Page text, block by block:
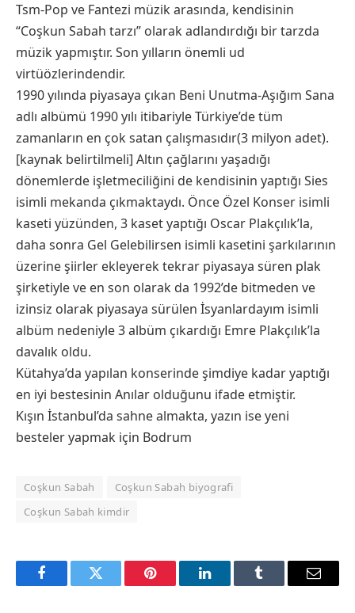
Tsm-Pop ve Fantezi müzik arasında, kendisinin
“Coşkun Sabah tarzı” olarak adlandırdığı bir tarzda
müzik yapmıştır. Son yılların önemli ud
virtüözlerindendir.
1990 yılında piyasaya çıkan Beni Unutma-Aşığım Sana
adlı albümü 1990 yılı itibariyle Türkiye’de tüm
zamanların en çok satan çalışmasıdır(3 milyon adet).
[kaynak belirtilmeli] Altın çağlarını yaşadığı
dönemlerde işletmeciliğini de kendisinin yaptığı Sies
isimli mekanda çıkmaktaydı. Önce Özel Konser isimli
kaseti yüzünden, 3 kaset yaptığı Oscar Plakçılık’la,
daha sonra Gel Gelebilirsen isimli kasetini şarkılarının
üzerine şiirler ekleyerek tekrar piyasaya süren plak
şirketiyle ve en son olarak da 1992’de bitmeden ve
izinsiz olarak piyasaya sürülen İsyanlardayım isimli
albüm nedeniyle 3 albüm çıkardığı Emre Plakçılık’la
davalık oldu.
Kütahya’da yapılan konserinde şimdiye kadar yaptığı
en iyi bestesinin Anılar olduğunu ifade etmiştir.
Kışın İstanbul’da sahne almakta, yazın ise yeni
besteler yapmak için Bodrum
Coşkun Sabah
Coşkun Sabah biyografi
Coşkun Sabah kimdir
FacebookTwitter Pinterest LinkedInTumblr Email